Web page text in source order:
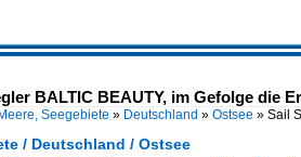
BALTIC BEAUTY, im Gefolge die
Meere, Seegebiete » Deutschland » Ostsee » Sail
/ Deutschland / Ostsee